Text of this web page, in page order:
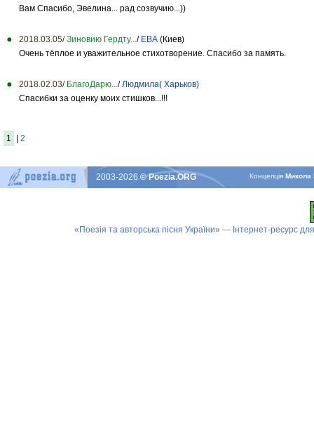
Вам Спасибо, Эвелина... рад созвучию...))
2018.03.05/ Зиновию Гердту.../ ЕВА (Киев)
Очень тёплое и уважительное стихотворение. Спасибо за память.
2018.02.03/ БлагоДарю.../Людмила( Харьков)
Спасибки за оценку моих стишков...!!!
1 2
КонцепцiяМикола
2003-2026© Poezia.ORG
«Поезія та авторська пісня України» — Інтернет-ресурс